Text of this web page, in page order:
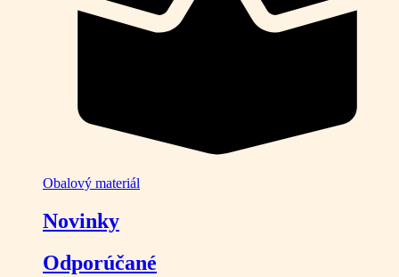
Obalový materiál
Novinky
Odporúčané